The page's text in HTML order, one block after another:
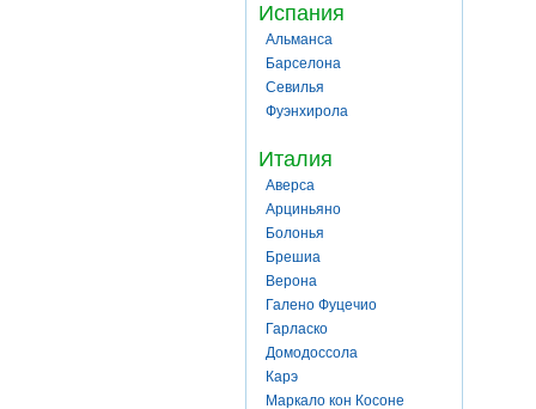
Испания
Альманса
Барселона
Севилья
Фуэнхирола
Италия
Аверса
Арциньяно
Болонья
Брешиа
Верона
Галено Фуцечио
Гарласко
Домодоссола
Карэ
Маркало кон Косоне